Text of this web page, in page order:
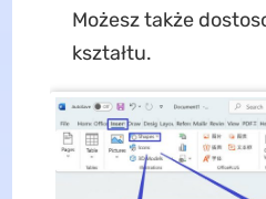
Możesz także
kształtu.